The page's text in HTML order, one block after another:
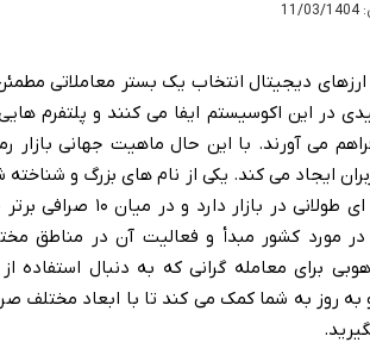
ارزهای دیجیتال انتخاب یک بستر معاملاتی
در این اکوسیستم ایفا می کنند و پلتفرم
می آورند. با این حال ماهیت جهانی بازار
است که سابقه ای
در مورد کشور مبدأ و فعالیت آن در مناطق
برای معامله گرانی که به دنبال استفاده
به روز به شما کمک می کند تا با ابعاد مختلف